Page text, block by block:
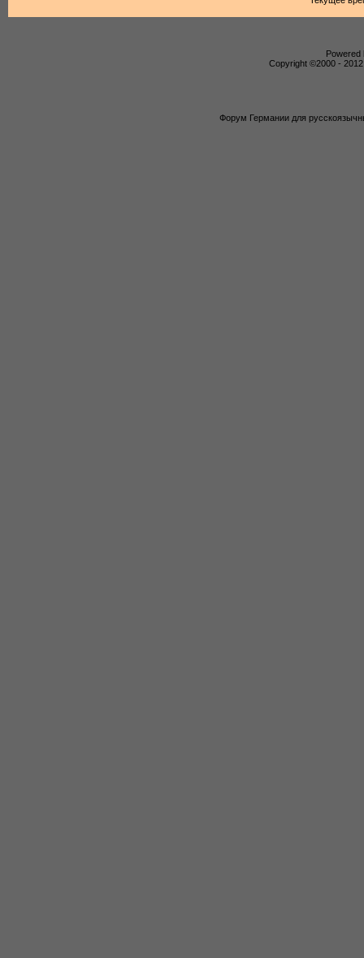
Powered
Copyright ©2000 -
Форум Германии для